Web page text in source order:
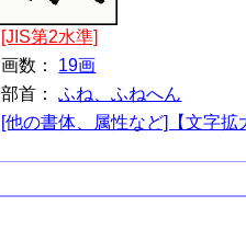
[JIS第2水準]
画数： 19画
部首：ふね、ふねへん
[他の書体、属性など]【文字拡